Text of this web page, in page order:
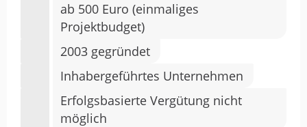
ab 500 Euro (einmaliges
Projektbudget)
2003 gegründet
Inhabergeführtes Unternehmen
Erfolgsbasierte Vergütung nicht
möglich